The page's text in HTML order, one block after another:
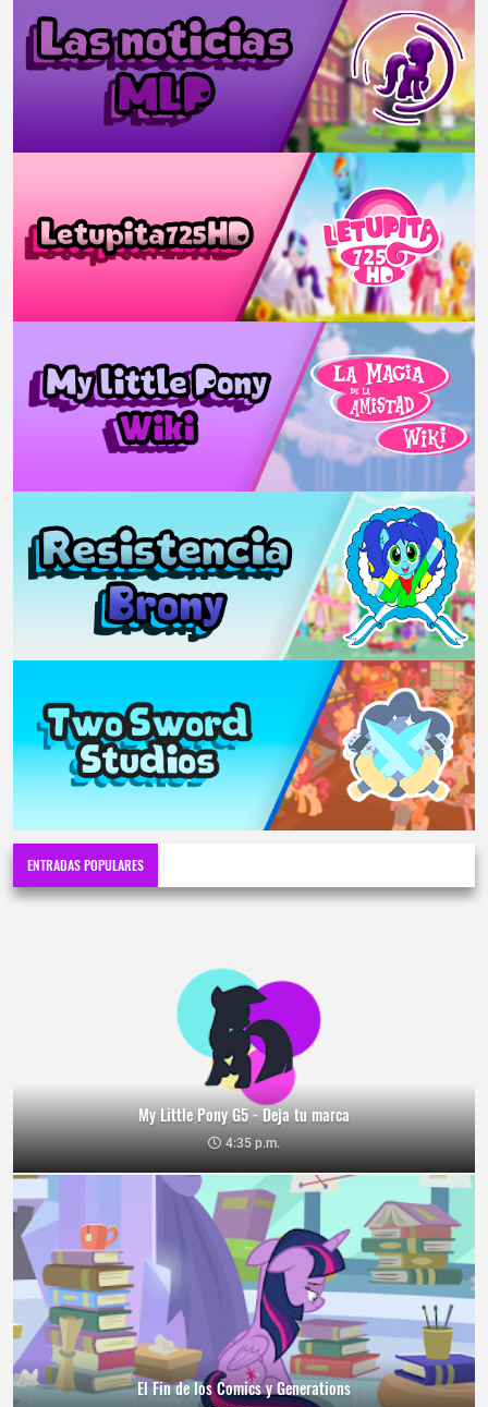
ENTRADAS POPULARES
My Little Pony G5 - Deja tu marca
4:35 p.m.
El Fin de los Comics y Generations